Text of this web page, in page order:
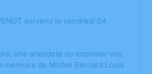
survenu le vendredi 04
une anecdote ou exprimer vos
de Michel Bernard Louis